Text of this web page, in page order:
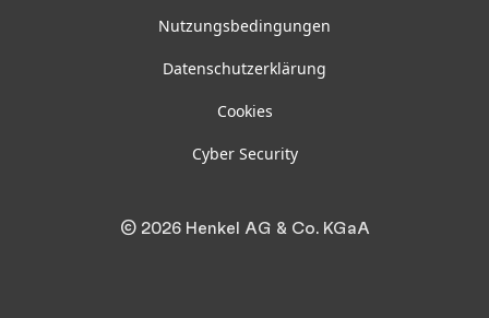
Nutzungsbedingungen
Datenschutzerklärung
Cookies
Cyber Security
© 2026 Henkel AG & Co. KGaA